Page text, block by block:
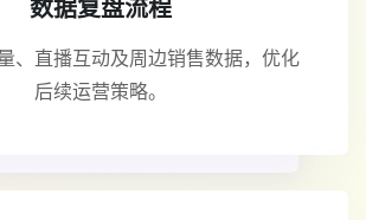
数据复盘流程
、直播互动及周边销售数据，优化
后续运营策略。